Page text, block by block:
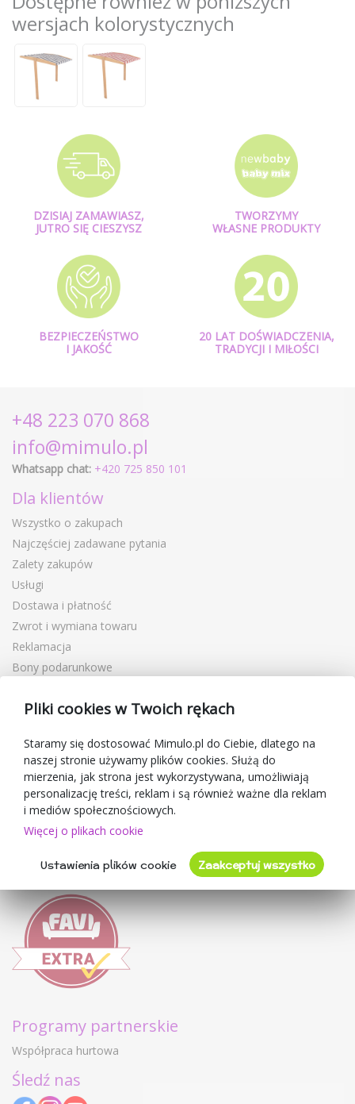
wersjach kolorystycznych
DZISIAJ ZAMAWIASZ,
JUTRO SIĘ CIESZYSZ
TWORZYMY
WŁASNE PRODUKTY
BEZPIECZEŃSTWO
I JAKOŚĆ
20 LAT DOŚWIADCZENIA,
TRADYCJI I MIŁOŚCI
+48 223 070 868
info@mimulo.pl
Whatsapp chat: +420 725 850 101
Dla klientów
Wszystko o zakupach
Najczęściej zadawane pytania
Zalety zakupów
Usługi
Dostawa i płatność
Zwrot i wymiana towaru
Reklamacja
Bony podarunkowe
Blog
O sprzedawcy
Mimulo.pl
Regulamin sklepu
Ochrona danych osobowych GDPR
Kontakty
Oceny klientów
Programy partnerskie
Współpraca hurtowa
Śledź nas
Pliki cookies w Twoich rękach
Staramy się dostosować Mimulo.pl do Ciebie, dlatego na
naszej stronie używamy plików cookies. Służą do
mierzenia, jak strona jest wykorzystywana, umożliwiają
personalizację treści, reklam i są również ważne dla reklam
i mediów społecznościowych.
Więcej o plikach cookie
Ustawienia plików cookie Zaakceptuj wszystko